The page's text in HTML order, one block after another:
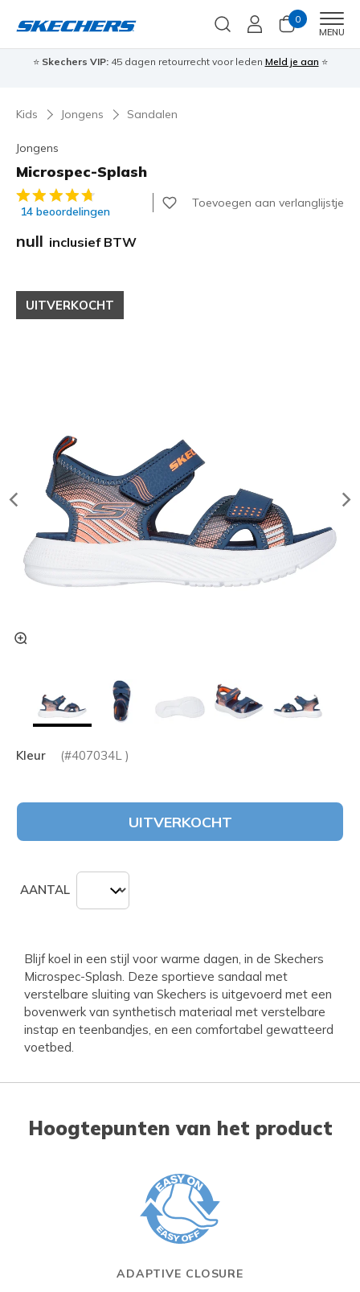
0
MENU
⭐ Skechers VIP:45 dagen retourrecht voor leden Meld je aan ⭐
Kids Jongens Sandalen
Jongens
Microspec-Splash
4,3 van de 5 klantbeoordelingen
14 beoordelingen
Toevoegen aan verlanglijstje
null inclusief BTW
UITVERKOCHT
Kleur (#407034L )
UITVERKOCHT
AANTAL
Blijf koel in een stijl voor warme dagen, in de Skechers
Microspec-Splash. Deze sportieve sandaal met
verstelbare sluiting van Skechers is uitgevoerd met een
bovenwerk van synthetisch materiaal met verstelbare
instap en teenbandjes, en een comfortabel gewatteerd
voetbed.
Hoogtepunten van het product
ADAPTIVE CLOSURE